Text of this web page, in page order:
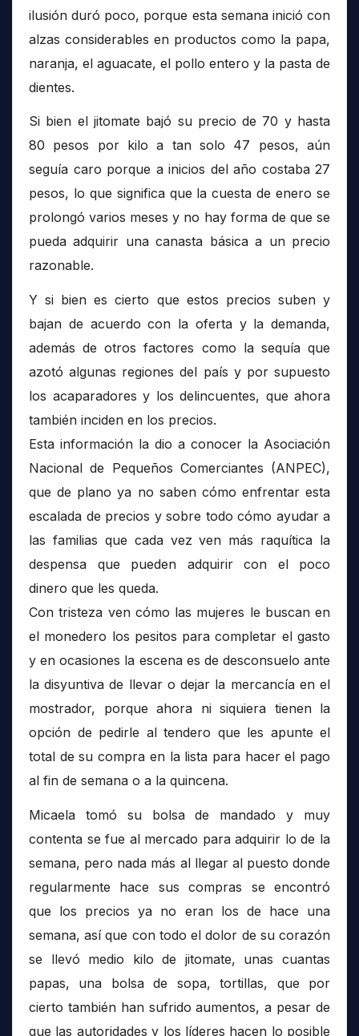
ilusión duró poco, porque esta semana inició con
alzas considerables en productos como la papa,
naranja, el aguacate, el pollo entero y la pasta de
dientes.
Si bien el jitomate bajó su precio de 70 y hasta
80 pesos por kilo a tan solo 47 pesos, aún
seguía caro porque a inicios del año costaba 27
pesos, lo que significa que la cuesta de enero se
prolongó varios meses y no hay forma de que se
pueda adquirir una canasta básica a un precio
razonable.
Y si bien es cierto que estos precios suben y
bajan de acuerdo con la oferta y la demanda,
además de otros factores como la sequía que
azotó algunas regiones del país y por supuesto
los acaparadores y los delincuentes, que ahora
también inciden en los precios.
Esta información la dio a conocer la Asociación
Nacional de Pequeños Comerciantes (ANPEC),
que de plano ya no saben cómo enfrentar esta
escalada de precios y sobre todo cómo ayudar a
las familias que cada vez ven más raquítica la
despensa que pueden adquirir con el poco
dinero que les queda.
Con tristeza ven cómo las mujeres le buscan en
el monedero los pesitos para completar el gasto
y en ocasiones la escena es de desconsuelo ante
la disyuntiva de llevar o dejar la mercancía en el
mostrador, porque ahora ni siquiera tienen la
opción de pedirle al tendero que les apunte el
total de su compra en la lista para hacer el pago
al fin de semana o a la quincena.
Micaela tomó su bolsa de mandado y muy
contenta se fue al mercado para adquirir lo de la
semana, pero nada más al llegar al puesto donde
regularmente hace sus compras se encontró
que los precios ya no eran los de hace una
semana, así que con todo el dolor de su corazón
se llevó medio kilo de jitomate, unas cuantas
papas, una bolsa de sopa, tortillas, que por
cierto también han sufrido aumentos, a pesar de
que las autoridades y los líderes hacen lo posible